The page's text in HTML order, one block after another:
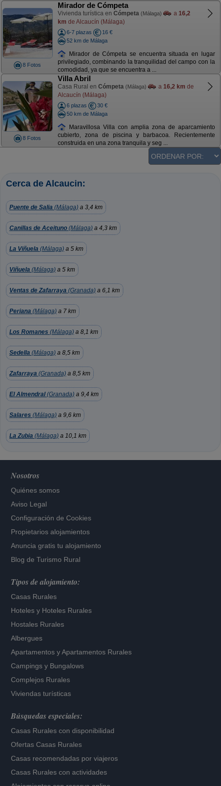
8 Fotos
Mirador de Cómpeta
Vivienda turística en Cómpeta (Málaga) a 16,2
km de Alcaucín (Málaga)
6-7 plazas
16 €
52 km de Málaga
Mirador de Cómpeta se encuentra situada en lugar
privilegiado, combinando la tranquilidad del campo con la
comodidad, ya que se encuentra a ...
8 Fotos
Villa Abril
Casa Rural en Cómpeta (Málaga) a 16,2 km de
Alcaucín (Málaga)
6 plazas
30 €
50 km de Málaga
Maravillosa Villa con amplia zona de aparcamiento
cubierto, zona de piscina y barbacoa. Recientemente
construida en una zona tranquila y seg ...
Cerca de Alcaucin:
Puente de Salia (Málaga) a 3,4 km
Canillas de Aceituno (Málaga) a 4,3 km
La Viñuela (Málaga) a 5 km
Viñuela (Málaga) a 5 km
Ventas de Zafarraya (Granada) a 6,1 km
Periana (Málaga) a 7 km
Los Romanes (Málaga) a 8,1 km
Sedella (Málaga) a 8,5 km
Zafarraya (Granada) a 8,5 km
El Almendral(Granada) a 9,4 km
Salares (Málaga) a 9,6 km
La Zubia (Málaga) a 10,1 km
Nosotros
Quiénes somos
Aviso Legal
Configuración de Cookies
Propietarios alojamientos
Anuncia gratis tu alojamiento
Blog de Turismo Rural
Tipos de alojamiento:
Casas Rurales
Hoteles y Hoteles Rurales
Hostales Rurales
Albergues
Apartamentos yApartamentos Rurales
Campings y Bungalows
Complejos Rurales
Viviendas turísticas
Búsquedas especiales:
Casas Rurales con disponibilidad
Ofertas Casas Rurales
Casas recomendadas por viajeros
Casas Rurales con actividades